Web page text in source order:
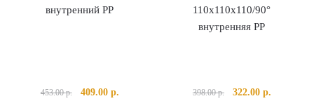
внутренний PP
453.00р.
Первоначальная
409.00 р.Текущая
110х110х110/90°
внутренняя PP
398.00р.
Первоначальная
322.00 р.Текущая